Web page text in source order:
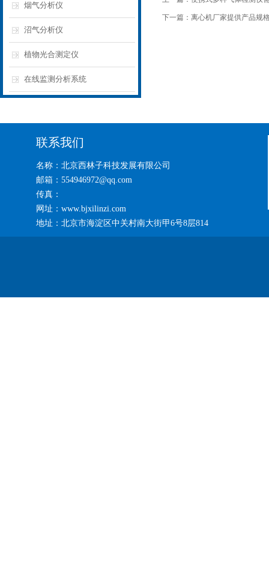
烟气分析仪
沼气分析仪
植物光合测定仪
在线监测分析系统
下一篇： 离心机厂家提供产品规
联系我们
名称：北京西林子科技发展有限公司
邮箱：554946972@qq.com
传真：
网址：www.bjxilinzi.com
地址：北京市海淀区中关村南大街甲6号8层814